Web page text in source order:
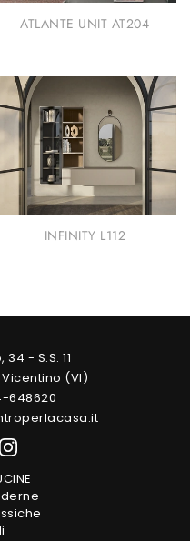
ATLANTE UNIT AT204
INFINITY L112
- S.S. 11
(VI)
648620